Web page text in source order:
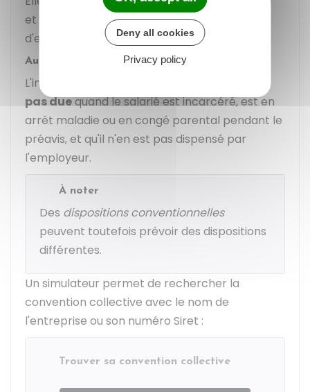
et même si le salarié était dans l'impossibilité
d'effectuer son préavis.
Autres cas
L'indemnité compensatrice de préavis
pas duequand le salarié est incarcéré, est en
arrêt maladie ou en congé parental pendant le
préavis, et qu'il n'en est pas dispensé par
l'employeur.
À noter
Des dispositions conventionnelles
peuvent toutefois prévoir des dispositions
différentes.
Un simulateur permet de rechercher la
convention collective avec le nom de
l'entreprise ou son numéro Siret :
Trouver sa convention collective
Deny all cookies
Privacy policy